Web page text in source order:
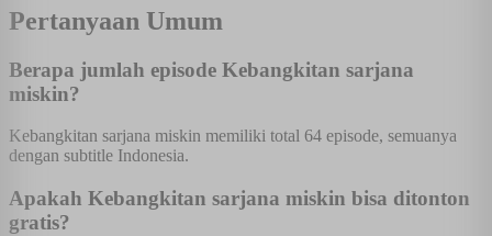
Pertanyaan Umum
Berapa jumlah episode Kebangkitan sarjana
miskin?
Kebangkitan sarjana miskin memiliki total 64 episode, semuanya
dengan subtitle Indonesia.
Apakah Kebangkitan sarjana miskin bisa ditonton
gratis?